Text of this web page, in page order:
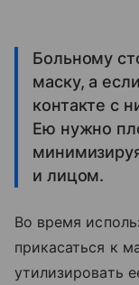
Больному
маску, а
контакте с
Ею нужно
и лицом.
Во время
прикасаться к
утилизировать